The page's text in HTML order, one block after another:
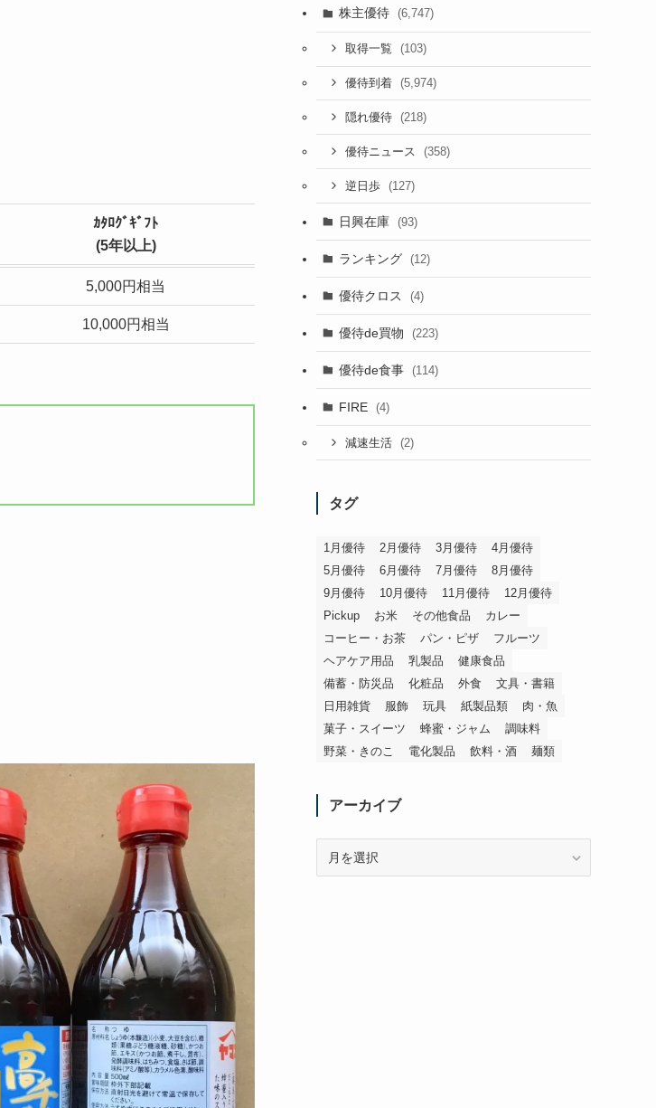
ｶﾀﾛｸﾞｷﾞﾌﾄ
(5年以上)
5,000円相当
10,000円相当
株主優待 (6,747)
取得一覧 (103)
優待到着 (5,974)
隠れ優待 (218)
優待ニュース (358)
逆日歩 (127)
日興在庫 (93)
ランキング (12)
優待クロス (4)
優待de買物 (223)
優待de食事 (114)
FIRE (4)
減速生活 (2)
タグ
1月優待 2月優待 3月優待
4月優待
5月優待
6月優待 7月優待
8月優待
9月優待
10月優待 11月優待
12月優待
Pickup
お米 その他食品
カレー
コーヒー・お茶
パン・ピザ
フルーツ
ヘアケア用品
乳製品
健康食品
備蓄・防災品
化粧品 外食
文具・書籍
日用雑貨
服飾 玩具 紙製品類
肉・魚
菓子・スイーツ
蜂蜜・ジャム
調味料
野菜・きのこ
電化製品 飲料・酒 麺類
アーカイブ